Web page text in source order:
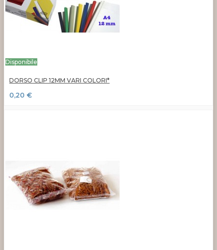
Disponibile
DORSO CLIP 12MM VARI COLORI*
0,20 €